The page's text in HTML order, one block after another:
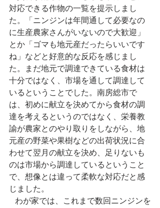
対応できる作物の一覧を提示しまし
た。「ニンジンは年間通して必要なの
に生産農家さんがいないので大歓迎」
とか「ゴマも地元産だったらいいです
ね」などと好意的な反応を感じまし
た。まだ地元で調達できている食材は
十分ではなく、市場を通して調達して
いるということでした。南房総市で
は、初めに献立を決めてから食材の調
達を考えるというのではなく、栄養教
諭が農家とのやり取りをしながら、地
元産の野菜や果樹などの出荷状況に合
わせて翌月の献立を決め、足りないも
のは市場から調達しているということ
で、想像とは違って柔軟な対応だと感
じました。